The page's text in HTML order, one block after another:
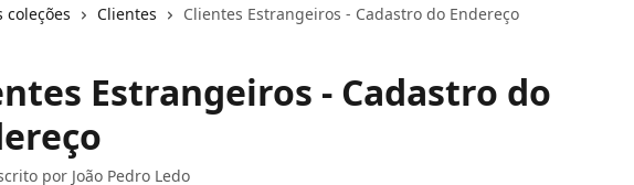
coleções Clientes Clientes Estrangeiros - Cadastro do Endereço
Estrangeiros - Cadastro do
por João Pedro Ledo